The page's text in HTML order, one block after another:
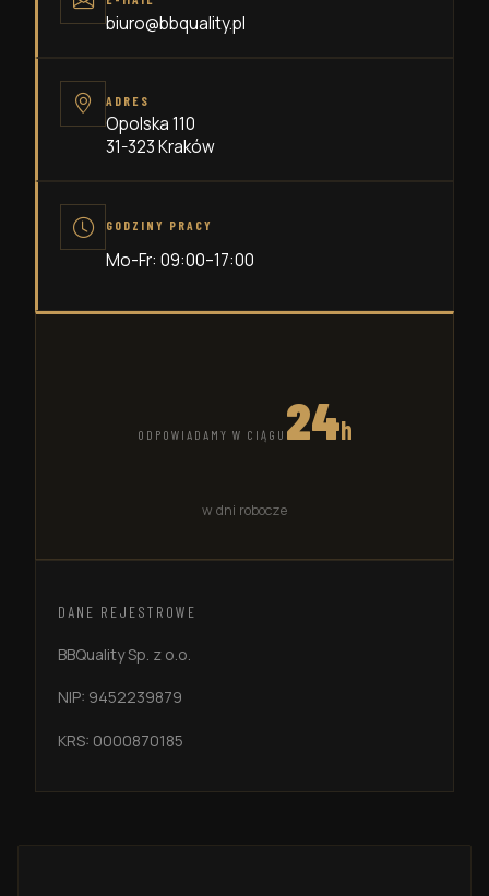
biuro@bbquality.pl
ADRES
Opolska 110
31-323Kraków
GODZINY PRACY
Mo-Fr: 09:00–17:00
ODPOWIADAMY W CIĄGU 24h
w dni robocze
DANE REJESTROWE
BBQuality Sp. z o.o.
NIP: 9452239879
KRS: 0000870185